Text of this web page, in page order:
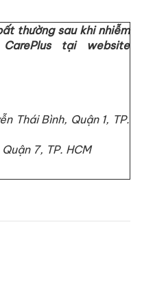
thường sau khi nhiễm
tại website
Thái Bình, Quận 1, TP.
7, TP. HCM